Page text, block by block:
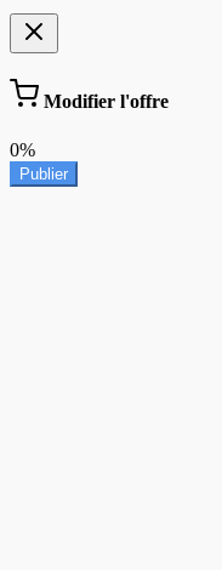
Modifier l'offre
0%
Publier